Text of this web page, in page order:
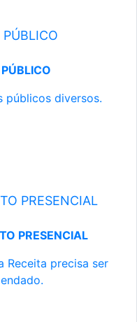
PÚBLICO
públicos diversos.
PRESENCIAL
PRESENCIAL
Receita precisa ser